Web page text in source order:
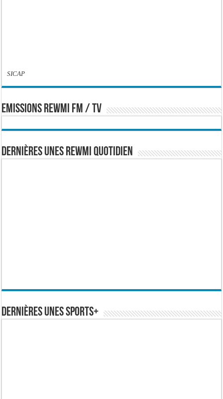
SICAP
EMISSIONS REWMI FM / TV
Dernières Unes Rewmi Quotidien
Dernières Unes Sports+